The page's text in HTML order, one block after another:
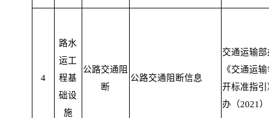
4
路水
运工
程基
础设
施
公路交通阻
断
公路交通阻断信息
交通运输
《交通运
开标准指
办（2021